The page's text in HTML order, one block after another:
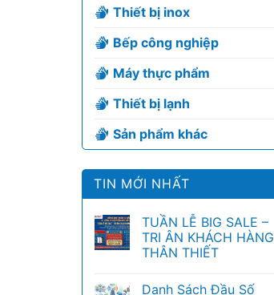
Thiết bị inox
Bếp công nghiệp
Máy thực phẩm
Thiết bị lạnh
Sản phẩm khác
TIN MỚI NHẤT
TUẦN LỄ BIG SALE –
TRI ÂN KHÁCH HÀNG
THÂN THIẾT
Danh Sách Đầu Số